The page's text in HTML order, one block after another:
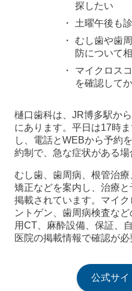
探したい
土曜午後も
むし歯や歯
防について
マイクロス
を確認して
樋口歯科は、JR博多駅か
にあります。平日は17時
し、電話とWEBから予約
約制で、急な症状がある場
むし歯、歯周病、根管治療
矯正などを案内し、治療
掲載されています。マイ
ントゲン、歯周病検査な
用CT、麻酔設備、保証、
医院の掲載情報で確認が必
公式サイ